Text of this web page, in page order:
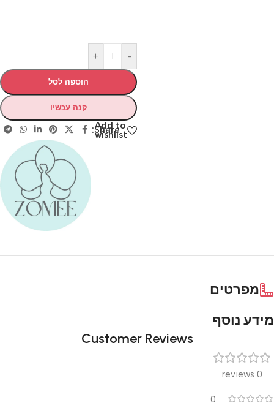
-
+
הוספה לסל
קנה עכשיו
Add to
wishlist
Share:
מפרטים
מידע נוסף
Customer Reviews
0 reviews
0